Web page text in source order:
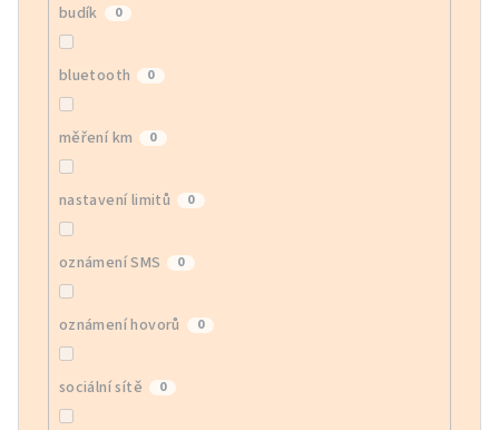
budík 0
bluetooth 0
měření km 0
nastavení limitů 0
oznámení SMS 0
oznámení hovorů 0
sociální sítě 0